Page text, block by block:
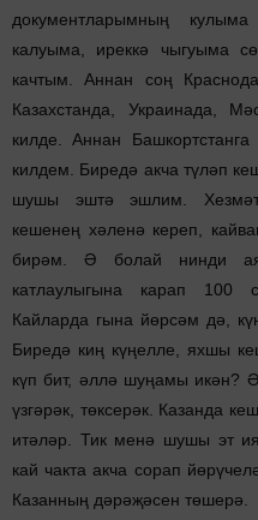
документларымның
калуыма, иреккә чыгуыма
качтым. Аннан соң
Казахстанда, Украинада,
килде. Аннан
килдем. Биредә акча түләп
шушы эштә эшлим.
кешенең хәленә кереп,
бирәм. Ә болай нинди
катлаулыгына карап 100
Кайларда гына йөрсәм дә,
Биредә киң күңелле, яхшы
күп бит, әллә шуңамы икән?
үзгәрәк, төксерәк. Казанда
итәләр. Тик менә шушы эт
кай чакта акча сорап
Казанның дәрәҗәсен төшерә.